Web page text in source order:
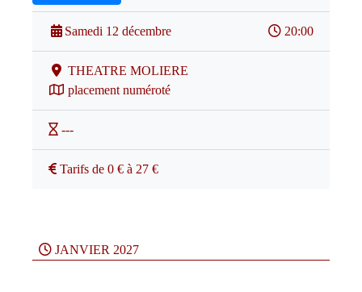
Samedi 12 décembre 20:00
THEATRE MOLIERE
placement numéroté
---
Tarifs de 0 € à 27 €
JANVIER 2027